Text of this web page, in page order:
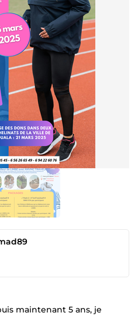
maintenant 5 ans, je